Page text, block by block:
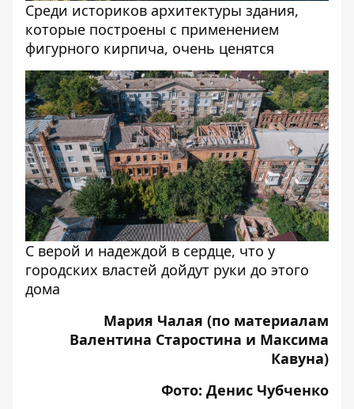
Среди историков архитектуры здания,
которые построены с применением
фигурного кирпича, очень ценятся
С верой и надеждой в сердце, что у
городских властей дойдут руки до этого
дома
Мария Чалая (по материалам
Валентина Старостина и Максима
Кавуна)
Фото: Денис Чубченко